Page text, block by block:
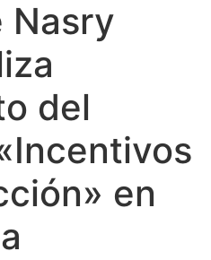
Nasry
del
en